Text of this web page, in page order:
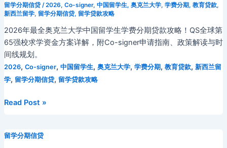
略：
加
泰
罗
尼
亚
租
市
押
华
留
学
生
创
业
款
攻
留学分期信贷/2026, Co-signer, 中国留学生, 奥克兰大学, 学费分期, 教育贷款,
新西兰留学, 留学分期信贷, 留学贷款攻略
2026年最全奥克兰大学中国留学生学费分期贷款攻略！QS全球第
65强校求学资金方案详解，附Co-signer申请指南、政策解读与时
间线规划。
2026, Co-signer, 中国留学生, 奥克兰大学, 学费分期, 教育贷款, 新西兰留
学, 留学分期信贷, 留学贷款攻略
2026
西
Read Post »
留学分期信贷